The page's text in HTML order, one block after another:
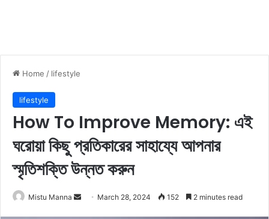
Home / lifestyle
lifestyle
How To Improve Memory: এই
ঘরোয়া কিছু প্রতিকারের সাহায্যে আপনার
স্মৃতিশক্তি উন্নত করুন
Mistu Manna March 28, 2024 152 2 minutes read